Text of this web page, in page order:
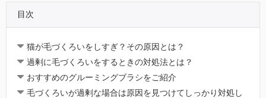
目次
猫が毛づくろいをしすぎ？その原因とは？
過剰に毛づくろいをするときの対処法とは？
おすすめのグルーミングブラシをご紹介
毛づくろいが過剰な場合は原因を見つけてしっかり対処し